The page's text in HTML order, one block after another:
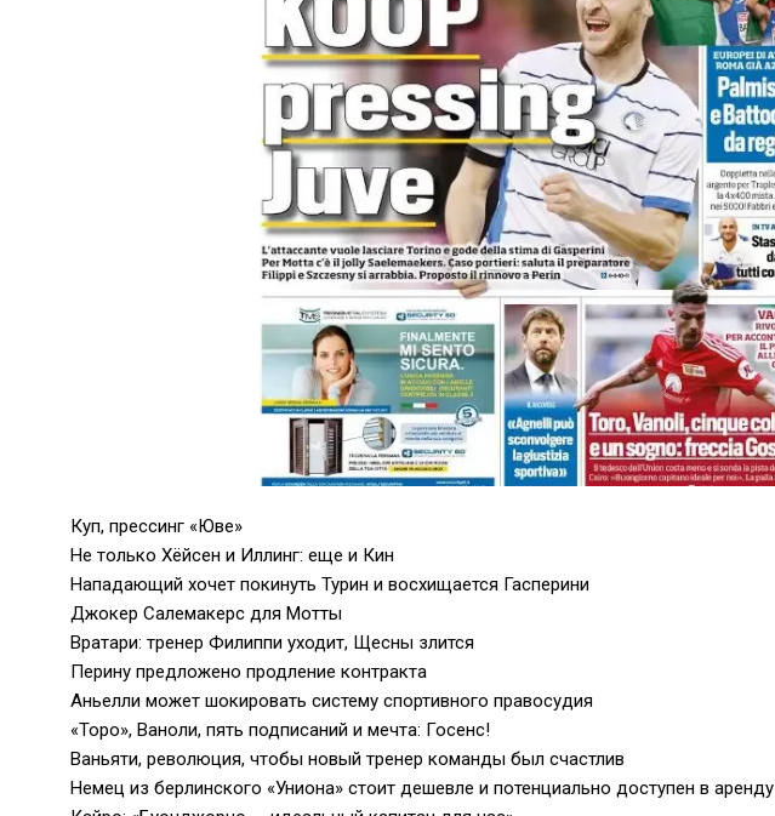
Куп, прессинг «Юве»
Не только Хёйсен и Иллинг: еще и Кин
Нападающий хочет покинуть Турин и восхищается Гасперини
Джокер Салемакерс для Мотты
Вратари: тренер Филиппи уходит, Щесны злится
Перину предложено продление контракта
Аньелли может шокировать систему спортивного правосудия
«Торо», Ваноли, пять подписаний и мечта: Госенс!
Ваньяти, революция, чтобы новый тренер команды был счастлив
Немец из берлинского «Униона» стоит дешевле и потенциально доступен в аренду